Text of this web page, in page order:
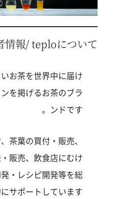
情報/ teploについて
お茶を世界中に届け
を掲げるお茶のブラ
ンドです。
茶葉の買付・販売、
販売、飲食店にむけ
・レシピ開発等を総
サポートしています。